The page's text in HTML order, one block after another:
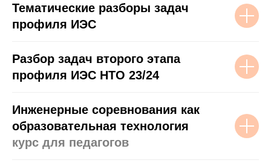
Тематические разборы задач
профиля ИЭС
Разбор задач второго этапа
профиля ИЭС НТО 23/24
Инженерные соревнования как
образовательная технология
курс для педагогов